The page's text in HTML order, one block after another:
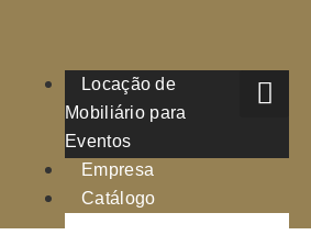
Locação de
Mobiliário para
Eventos
Empresa
Catálogo